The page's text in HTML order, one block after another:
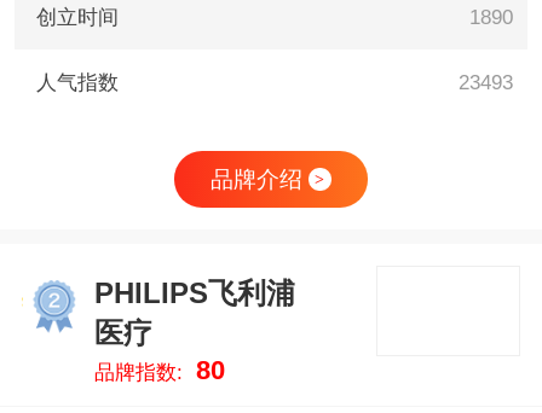
创立时间 1890
人气指数 23493
品牌介绍 >
PHILIPS飞利浦
医疗
品牌指数: 80